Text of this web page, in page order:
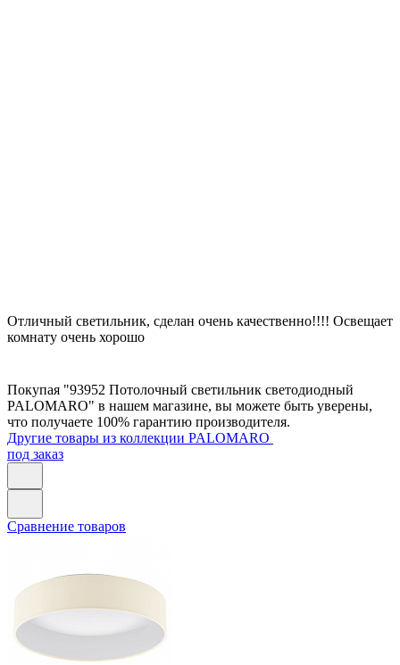
Отличный светильник, сделан очень качественно!!!! Освещает
комнату очень хорошо
Покупая "93952 Потолочный светильник светодиодный
PALOMARO" в нашем магазине, вы можете быть уверены,
что получаете 100% гарантию производителя.
Другие товары из коллекции PALOMARO
под заказ
Сравнение товаров